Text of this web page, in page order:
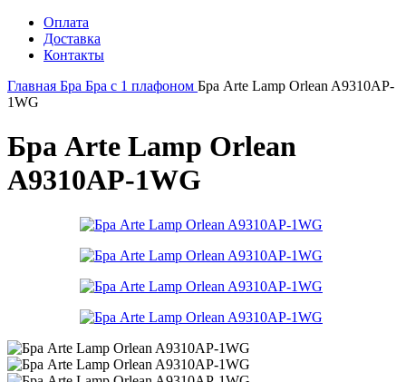
Оплата
Доставка
Контакты
Главная Бра Бра с 1 плафоном Бра Arte Lamp Orlean A9310AP-
1WG
Бра Arte Lamp Orlean
A9310AP-1WG